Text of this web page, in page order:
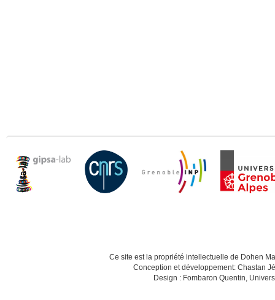
Ce site est la propriété intellectuelle de Dohen
Conception et développement: Chastan
Design : Fombaron Quentin,